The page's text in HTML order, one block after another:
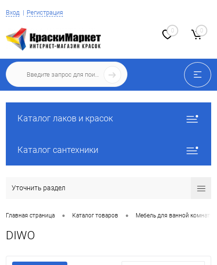
Вход Регистрация
0 0
Каталог лаков и красок
Каталог сантехники
Уточнить раздел
Главная страница • Каталог товаров • Мебель для ванной комнаты
DIWO